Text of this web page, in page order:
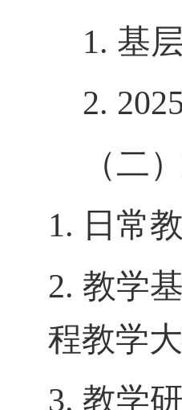
1. 基
2.
（二）
1. 日常
2. 教学
程教学
3. 教学